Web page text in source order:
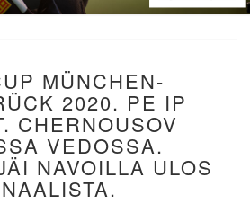
CUP
MÜNCHEN-
HOCHBRÜCK
2020.
PE
IP
MIEHET.
MÜNCHEN-
2020. PE IP
CHERNOUSOV
VEDOSSA.
NAVOILLA ULOS